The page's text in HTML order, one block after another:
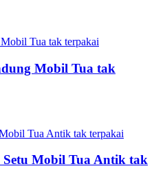
Mobil Tua tak
Mobil Tua Antik tak